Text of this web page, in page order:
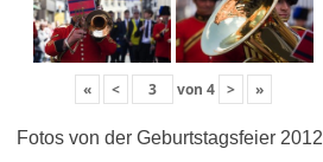
« < von 4 > »
Fotos von der Geburtstagsfeier 2012